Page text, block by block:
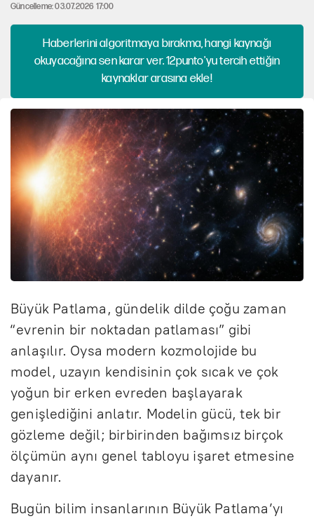
Güncelleme: 03.07.2026 17:00
Haberlerini algoritmaya bırakma, hangi kaynağı
okuyacağına sen karar ver. 12punto'yu tercih ettiğin
kaynaklar arasına ekle!
Büyük Patlama, gündelik dilde çoğu zaman
“evrenin bir noktadan patlaması” gibi
anlaşılır. Oysa modern kozmolojide bu
model, uzayın kendisinin çok sıcak ve çok
yoğun bir erken evreden başlayarak
genişlediğini anlatır. Modelin gücü, tek bir
gözleme değil; birbirinden bağımsız birçok
ölçümün aynı genel tabloyu işaret etmesine
dayanır.
Bugün bilim insanlarının Büyük Patlama’yı